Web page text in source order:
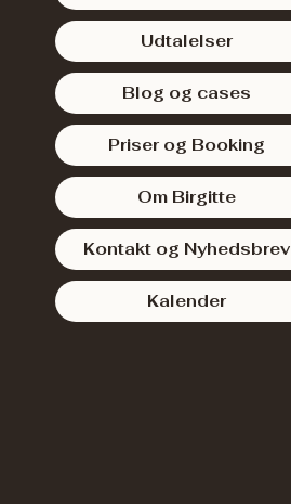
Udtalelser
Blog og cases
Priser og Booking
Om Birgitte
Kontakt og Nyhedsbrev
Kalender